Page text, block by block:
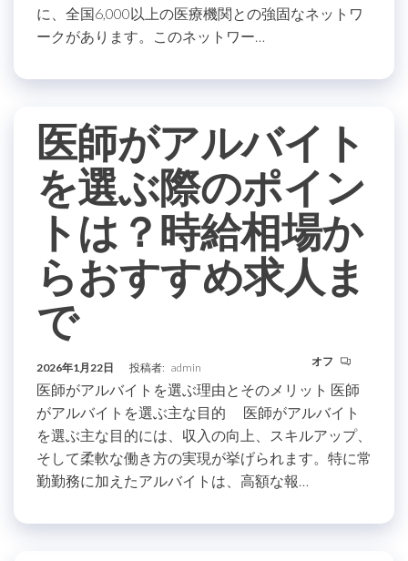
に、全国6,000以上の医療機関との強固なネットワ
ークがあります。このネットワー…
医師がアルバイト
を選ぶ際のポイン
トは？時給相場か
らおすすめ求人ま
で
2026年1月22日 投稿者: admin オフ
医師がアルバイトを選ぶ理由とそのメリット 医師
がアルバイトを選ぶ主な目的 医師がアルバイト
を選ぶ主な目的には、収入の向上、スキルアップ、
そして柔軟な働き方の実現が挙げられます。特に常
勤勤務に加えたアルバイトは、高額な報…